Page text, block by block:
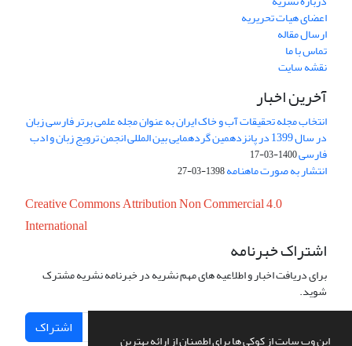
این وب سایت از کوکی ها برای اطمینان از ارائه بهترین
اعضای هیات تحریریه
ارسال مقاله
تماس با ما
نقشه سایت
آخرین اخبار
انتخاب مجله تحقیقات آب و خاک ایران به عنوان مجله علمی برتر فارسی زبان
در سال 1399 در پانزدهمین گردهمایی بین المللی انجمن ترویج زبان و ادب
فارسی1400-03-17
انتشار به صورت ماهنامه1398-03-27
Creative Commons Attribution Non Commercial 4.0
International
اشتراک خبرنامه
برای دریافت اخبار و اطلاعیه های مهم نشریه در خبرنامه نشریه مشترک
شوید.
اشتراک